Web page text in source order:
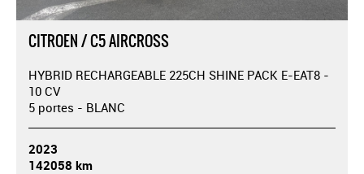
CITROEN / C5 AIRCROSS
HYBRID RECHARGEABLE 225CH SHINE PACK E-EAT8 -
10 CV
5 portes - BLANC
2023
142058 km